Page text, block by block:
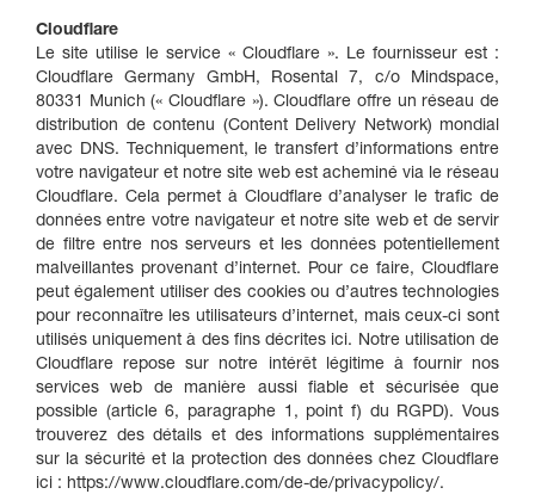
Cloudflare
Le site utilise le service « Cloudflare ». Le fournisseur est :
Cloudflare Germany GmbH, Rosental 7, c/o Mindspace,
80331 Munich (« Cloudflare »). Cloudflare offre un réseau de
distribution de contenu (Content Delivery Network) mondial
avec DNS. Techniquement, le transfert d’informations entre
votre navigateur et notre site web est acheminé via le réseau
Cloudflare. Cela permet à Cloudflare d’analyser le trafic de
données entre votre navigateur et notre site web et de servir
de filtre entre nos serveurs et les données potentiellement
malveillantes provenant d’internet. Pour ce faire, Cloudflare
peut également utiliser des cookies ou d’autres technologies
pour reconnaître les utilisateurs d’internet, mais ceux-ci sont
utilisés uniquement à des fins décrites ici. Notre utilisation de
Cloudflare repose sur notre intérêt légitime à fournir nos
services web de manière aussi fiable et sécurisée que
possible (article 6, paragraphe 1, point f) du RGPD). Vous
trouverez des détails et des informations supplémentaires
sur la sécurité et la protection des données chez Cloudflare
ici : https://www.cloudflare.com/de-de/privacypolicy/.